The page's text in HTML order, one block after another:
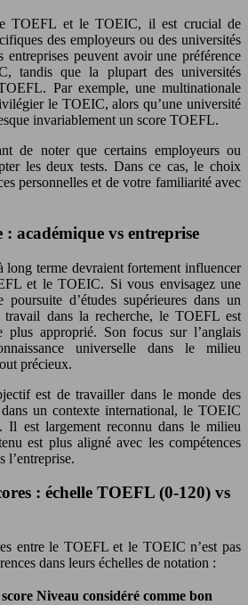
TOEFL et le TOEIC, il est crucial de
des employeurs ou des universités
entreprises peuvent avoir une préférence
tandis que la plupart des universités
Par exemple, une multinationale
le TOEIC, alors qu’une université
invariablement un score TOEFL.
de noter que certains employeurs ou
les deux tests. Dans ce cas, le choix
personnelles et de votre familiarité avec
académique vs entreprise
long terme devraient fortement influencer
et le TOEIC. Si vous envisagez une
poursuite d’études supérieures dans un
dans la recherche, le TOEFL est
plus approprié. Son focus sur l’anglais
universelle dans le milieu
précieux.
est de travailler dans le monde des
un contexte international, le TOEIC
Il est largement reconnu dans le milieu
est plus aligné avec les compétences
l’entreprise.
: échelle TOEFL (0-120) vs
entre le TOEFL et le TOEIC n’est pas
dans leurs échelles de notation :
Niveau considéré comme bon